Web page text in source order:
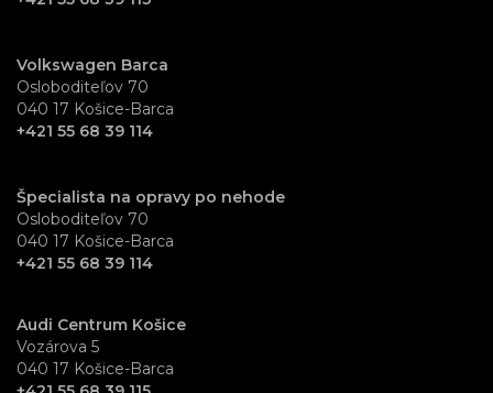
Volkswagen Barca
Osloboditeľov 70
040 17 Košice-Barca
+421 55 68 39 114
Špecialista na opravy po nehode
Osloboditeľov 70
040 17 Košice-Barca
+421 55 68 39 114
Audi Centrum Košice
Vozárova 5
040 17 Košice-Barca